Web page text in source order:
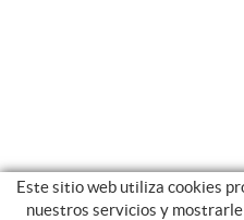
Este sitio web utiliza cookies
nuestros servicios y